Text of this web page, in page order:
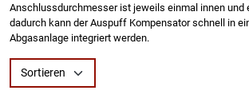
Anschlussdurchmesser ist jeweils einmal innen und
dadurch kann der Auspuff Kompensator schnell in
Abgasanlage integriert werden.
Sortieren